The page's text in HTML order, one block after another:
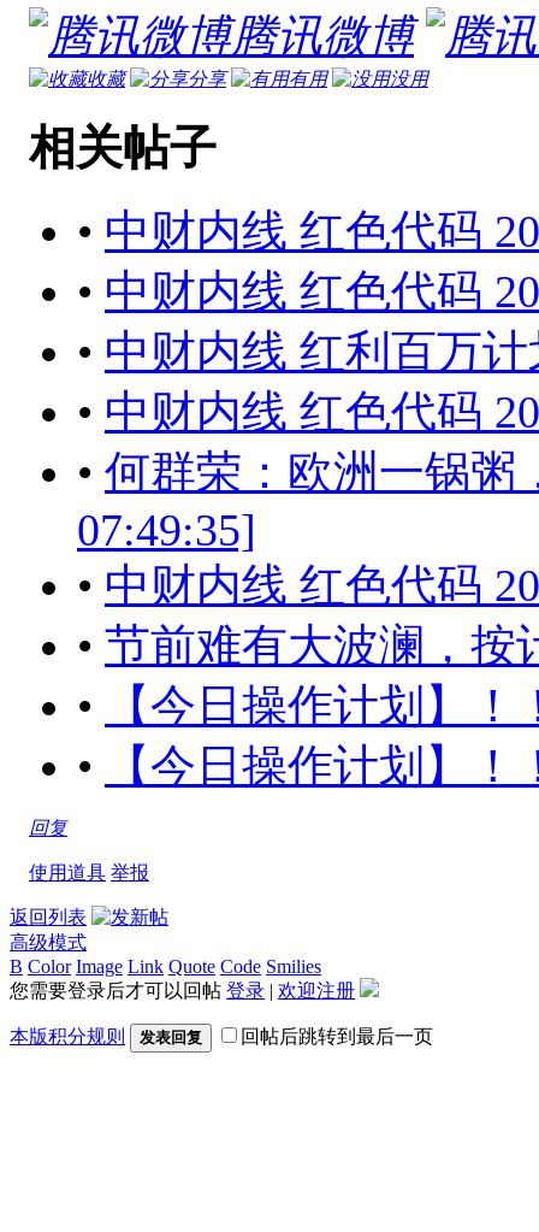
腾讯微博
收藏 分享 有用 没用
相关帖子
• 中财内线 红色代码
• 中财内线 红色代码
• 中财内线 红利百万计
• 中财内线 红色代码
• 何群荣：欧洲一锅粥
07:49:35]
• 中财内线 红色代码
• 节前难有大波澜，按
•
【今日操作计划】！
•
【今日操作计划】
回复
使用道具 举报
返回列表
高级模式
B Color Image Link Quote Code Smilies
您需要登录后才可以回帖 登录 | 欢迎注册
本版积分规则 发表回复 回帖后跳转到最后一页